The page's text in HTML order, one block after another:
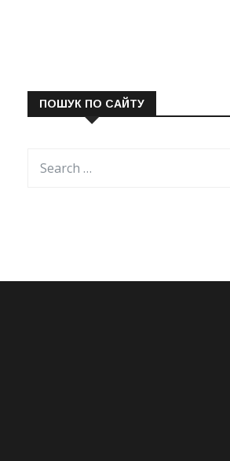
ПОШУК ПО САЙТУ